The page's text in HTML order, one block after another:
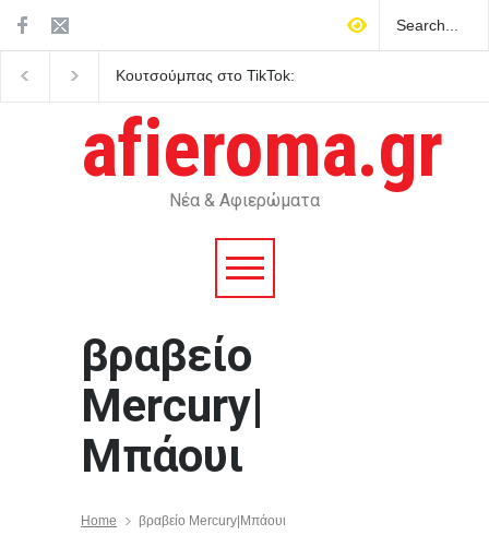
Κουτσούμπας στο TikTok:
afieroma.gr
Νέα & Αφιερώματα
βραβείο
Mercury|
Μπάουι
Home βραβείο Mercury|Μπάουι